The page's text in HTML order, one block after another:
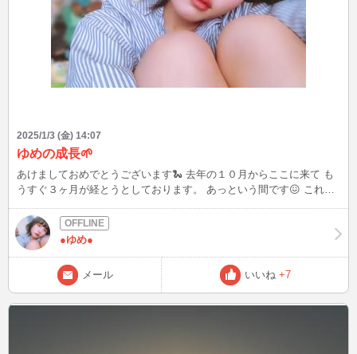
2025/1/3 (金) 14:07
ゆめの成長🌱
あけましておめでとうございます🐍 去年の１０月からここに来て も
うすぐ３ヶ月が経とうとしております。 あっという間です😖 これか
ってます♪ みなさまよろしくお願いします🐶 さて新年一発目は本日１
６時すぎから 始めたいな！って思ってます！ １時間くらいしかいれ
ないと思いますが、、 もしタイミングが合いそうでしたら、 遊びに
来てくれると嬉しいです🎶 始める前にXでポストしてたりするので
よかったら覗いてみてね！ @yumenotamanegi では、またあとでお会
いしましょ〜🌱
●ゆめ●
メール いいね +7